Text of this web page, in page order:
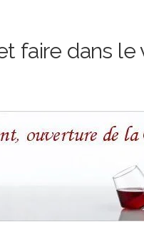
faire dans le